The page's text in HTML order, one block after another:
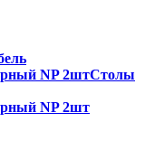
Столы